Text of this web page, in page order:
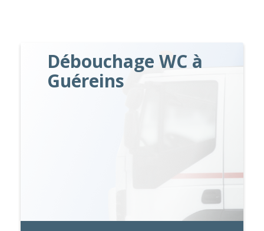
Débouchage WC à
Guéreins